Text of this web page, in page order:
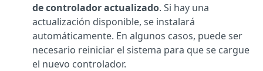
de controlador actualizado. Si hay una
actualización disponible, se instalará
automáticamente. En algunos casos, puede ser
necesario reiniciar el sistema para que se cargue
el nuevo controlador.